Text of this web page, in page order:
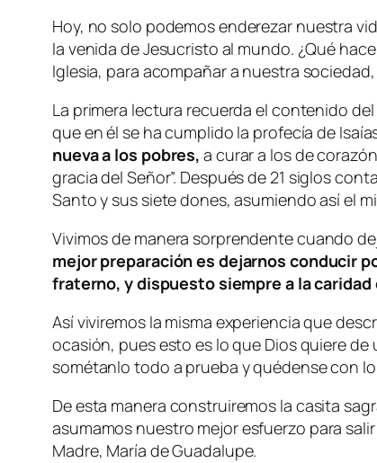
Hoy, no solo podemos enderezar nuestra
la venida de Jesucristo al mundo. ¿Qué
Iglesia, para acompañar a nuestra
La primera lectura recuerda el contenido
que en él se ha cumplido la profecía de
nueva a los pobres, a curar a los de
gracia del Señor”. Después de 21 siglos
Santo y sus siete dones, asumiendo así el
Vivimos de manera sorprendente cuando
mejor preparación es dejarnos conducir
fraterno, y dispuesto siempre a la caridad
Así viviremos la misma experiencia que
ocasión, pues esto es lo que Dios quiere
sométanlo todo a prueba y quédense con
De esta manera construiremos la casita
asumamos nuestro mejor esfuerzo para
Madre, María de Guadalupe.